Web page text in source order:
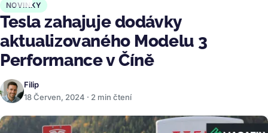
NOVINKY
Tesla zahajuje dodávky
aktualizovaného Modelu 3
Performance v Číně
Filip
18 Červen, 2024 · 2 min čtení